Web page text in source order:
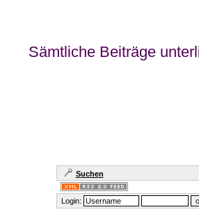
Sämtliche Beiträge
Suchen
Login: